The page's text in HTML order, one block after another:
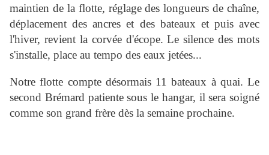
maintien de la flotte, réglage des longueurs de chaîne,
déplacement des ancres et des bateaux et puis avec
l'hiver, revient la corvée d'écope. Le silence des mots
s'installe, place au tempo des eaux jetées...
Notre flotte compte désormais 11 bateaux à quai. Le
second Brémard patiente sous le hangar, il sera soigné
comme son grand frère dès la semaine prochaine.